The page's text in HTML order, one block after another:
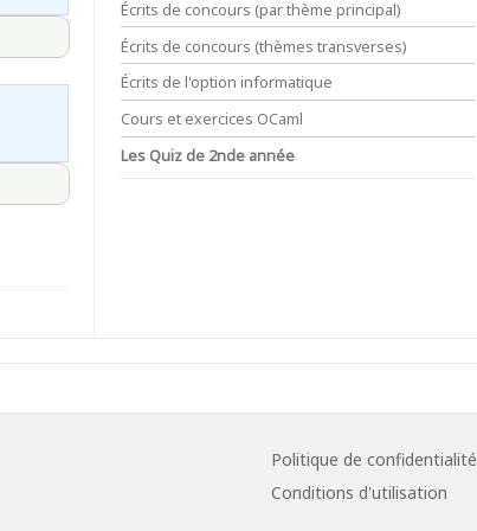
Écrits de concours (par thème principal)
Écrits de concours (thèmes transverses)
Écrits de l'option informatique
Cours et exercices OCaml
Les Quiz de 2nde année
Politique de confidentialité
Conditions d'utilisation